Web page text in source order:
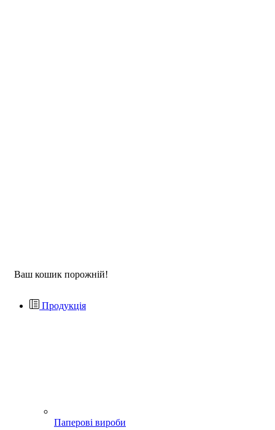
Ваш кошик порожній!
Продукція
Паперові вироби